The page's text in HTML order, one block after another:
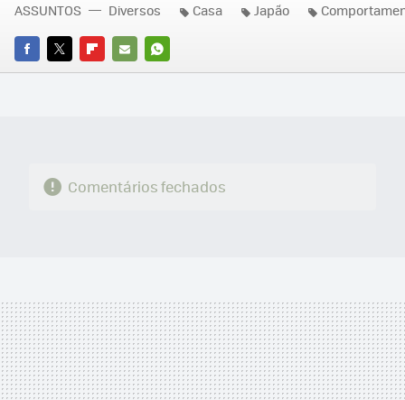
FACEBOOK
TWITTERFLIPBOARD
E-
WHATSAPP
ASSUNTOS Diversos Casa Japão
Comentários fechados